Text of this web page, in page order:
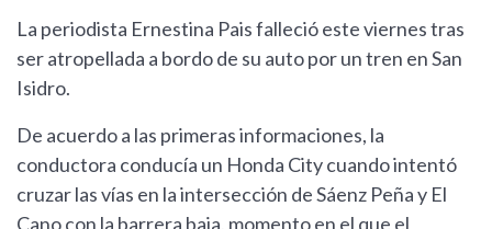
La periodista Ernestina Pais falleció este viernes tras
ser atropellada a bordo de su auto por un tren en San
Isidro.
De acuerdo a las primeras informaciones, la
conductora conducía un Honda City cuando intentó
cruzar las vías en la intersección de Sáenz Peña y El
Cano con la barrera baja, momento en el que el